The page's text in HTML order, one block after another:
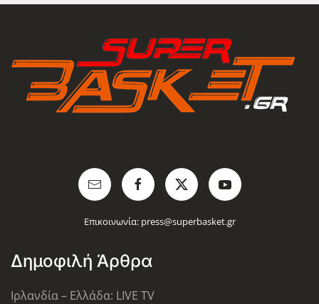
Επικοινωνία: press@superbasket.gr
Δημοφιλή Άρθρα
Ιρλανδία – Ελλάδα: LIVE TV